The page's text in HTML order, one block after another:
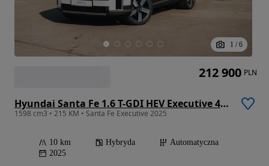
1 / 6
Hyundai Santa Fe 1.6 T-GDI HEV Executive 4WD
1598 cm3 • 215 KM • Santa Fe Executive 2025
10 km Hybryda
Automatyczna
2025
212 900 PLN